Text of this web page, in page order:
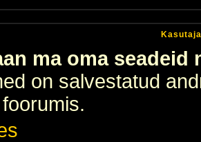
ma oma seadeid
on salvestatud